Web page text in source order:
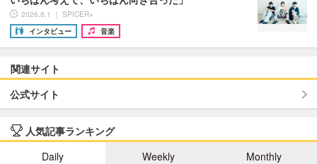
2026.8.1 ｜ SPICER+
インタビュー
音楽
関連サイト
公式サイト
人気記事ランキング
Daily
Weekly Monthly